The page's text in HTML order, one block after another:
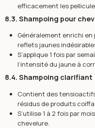
efficacement les
8.3. Shampoing pour
Généralement enrichi
reflets jaunes
S’applique 1 fois par
l’intensité du jaune à
8.4. Shampoing clarifiant
Contient des
résidus de produits
S’utilise 1 à 2 fois par
chevelure.